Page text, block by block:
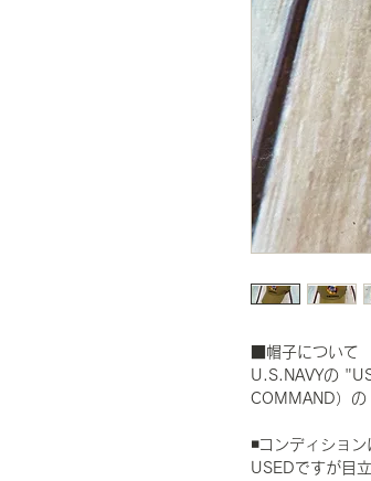
■帽子について
U.S.NAVYの
COMMAND）の
◾️コンディショ
USEDですが目